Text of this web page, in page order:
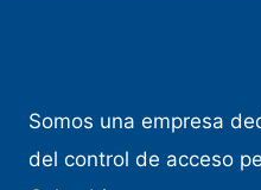
Somos una empresa
del control de acceso